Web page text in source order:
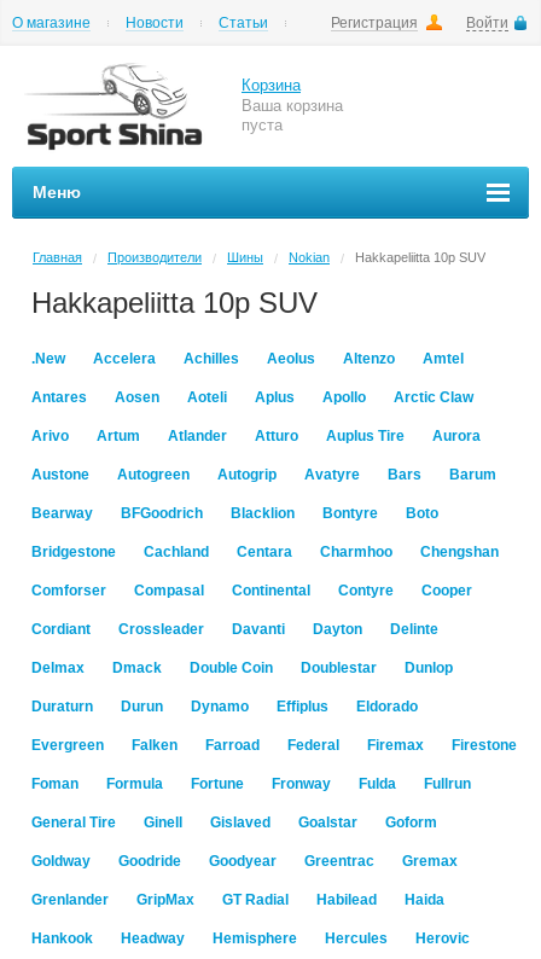
Регистрация Войти
О магазине Новости
Статьи
Корзина
Ваша корзина
пуста
Меню
Главная / Производители / Шины / Nokian / Hakkapeliitta 10p SUV
Hakkapeliitta 10p SUV
.New Accelera Achilles Aeolus Altenzo Amtel
Antares Aosen Aoteli Aplus Apollo Arctic Claw
Arivo Artum Atlander Atturo Auplus Tire Aurora
Austone Autogreen Autogrip Avatyre Bars Barum
Bearway BFGoodrich Blacklion Bontyre Boto
Bridgestone Cachland Centara Charmhoo Chengshan
Comforser Compasal Continental Contyre Cooper
Cordiant Crossleader Davanti Dayton Delinte
Delmax Dmack Double Coin Doublestar Dunlop
Duraturn Durun Dynamo Effiplus Eldorado
Evergreen Falken Farroad Federal Firemax Firestone
Foman Formula Fortune Fronway Fulda Fullrun
General Tire Ginell Gislaved Goalstar Goform
Goldway Goodride Goodyear Greentrac Gremax
Grenlander GripMax GT Radial Habilead Haida
Hankook Headway Hemisphere Hercules Herovic